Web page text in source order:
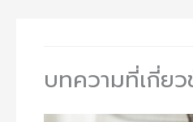
บทความที่เกี่ย